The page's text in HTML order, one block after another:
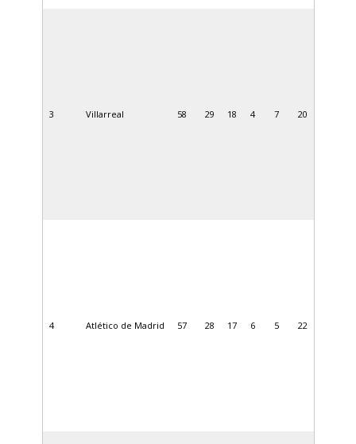
3 Villarreal 58 29 18 4 7 20
4 Atlético de Madrid 57 28 17 6 5 22